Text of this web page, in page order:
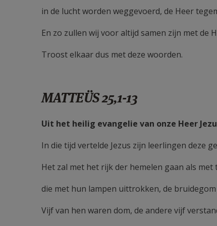
in de lucht worden weggevoerd, de Heer
En zo zullen wij voor altijd samen zijn met de
Troost elkaar dus met deze woorden.
MATTEÜS 25,1-13
Uit het heilig evangelie van onze Heer
In die tijd vertelde Jezus zijn leerlingen deze
Het zal met het rijk der hemelen gaan als met
die met hun lampen uittrokken, de
Vijf van hen waren dom, de andere vijf